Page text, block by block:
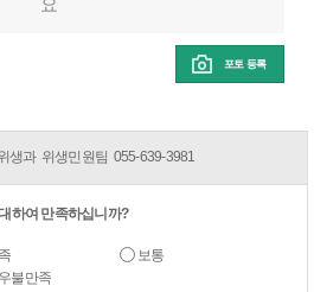
요
포토 등록
생과 위생민원팀 055-639-3981
하여 만족하십니까?
보통
불만족